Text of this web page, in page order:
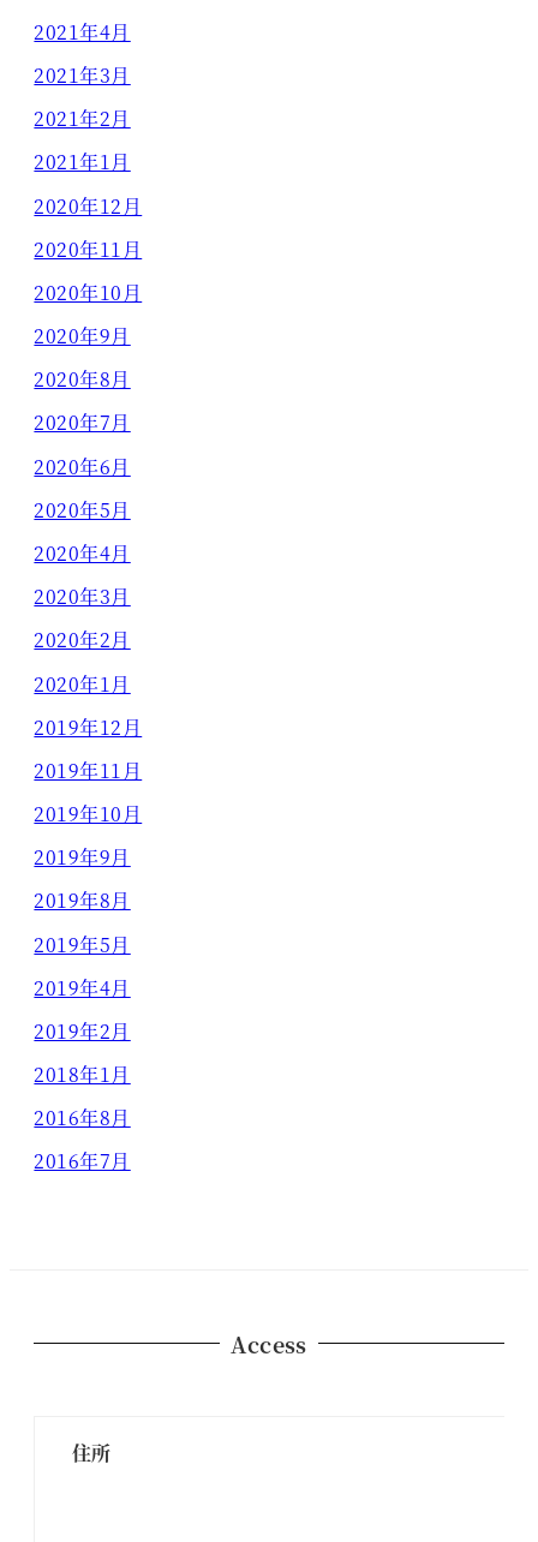
2021年4月
2021年3月
2021年2月
2021年1月
2020年12月
2020年11月
2020年10月
2020年9月
2020年8月
2020年7月
2020年6月
2020年5月
2020年4月
2020年3月
2020年2月
2020年1月
2019年12月
2019年11月
2019年10月
2019年9月
2019年8月
2019年5月
2019年4月
2019年2月
2018年1月
2016年8月
2016年7月
Access
住所